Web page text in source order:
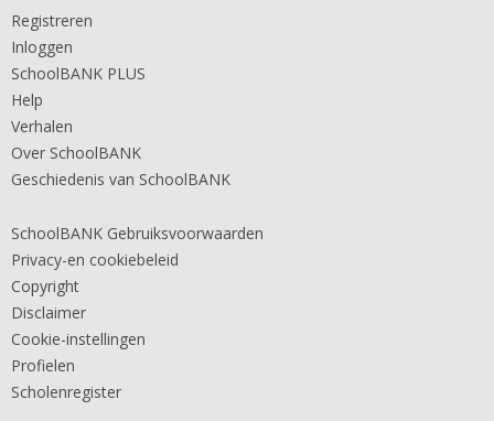
Registreren
Inloggen
SchoolBANK PLUS
Help
Verhalen
Over SchoolBANK
Geschiedenis van SchoolBANK
SchoolBANK Gebruiksvoorwaarden
Privacy-en cookiebeleid
Copyright
Disclaimer
Cookie-instellingen
Profielen
Scholenregister